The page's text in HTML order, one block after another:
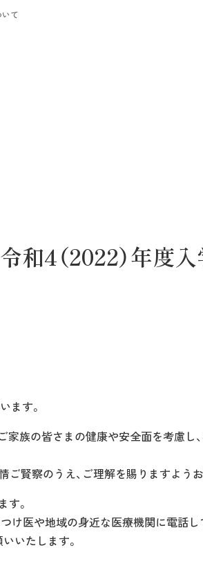
いて
和4（2022）年度
ます。
の皆さまの健康や安全面を考慮し、4
賢察のうえ、ご理解を賜りますよう
。
け医や地域の身近な医療機関に電話
いたします。